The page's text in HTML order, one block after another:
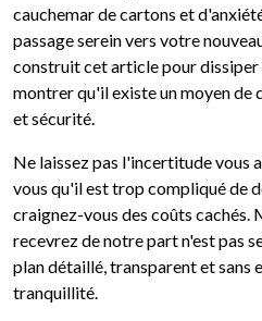
cauchemar de cartons et
passage serein vers votre
construit cet article pour dissiper
montrer qu'il existe un moyen de
et sécurité.
Ne laissez pas l'incertitude vous
vous qu'il est trop compliqué de
craignez-vous des coûts cachés.
recevrez de notre part n'est pas
plan détaillé, transparent et sans
tranquillité.